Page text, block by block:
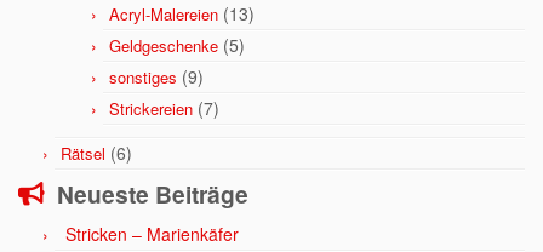
Acryl-Malereien (13)
Geldgeschenke (5)
sonstiges (9)
Strickereien (7)
Rätsel (6)
Neueste Beiträge
Stricken – Marienkäfer